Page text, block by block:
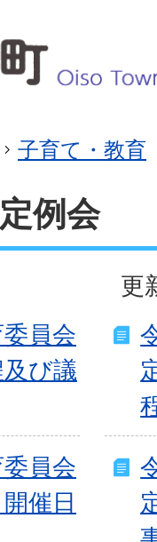
子育て・教育
例会
更
員会
び議
員会
催日